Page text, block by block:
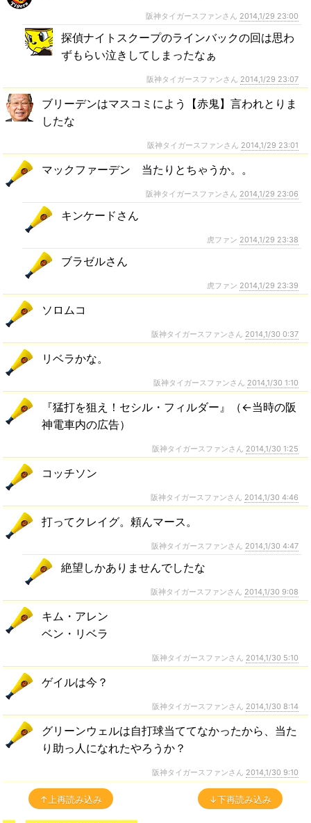
阪神タイガースファンさん 2014,1/29 23:00
探偵ナイトスクープのラインバックの回は思わ
ずもらい泣きしてしまったなぁ
阪神タイガースファンさん 2014,1/29 23:07
ブリーデンはマスコミによう【赤鬼】言われとりま
したな
阪神タイガースファンさん 2014,1/29 23:01
マックファーデン 当たりとちゃうか。。
阪神タイガースファンさん 2014,1/29 23:06
キンケードさん
虎ファン 2014,1/29 23:38
ブラゼルさん
虎ファン 2014,1/29 23:39
ソロムコ
阪神タイガースファンさん 2014,1/30 0:37
リベラかな。
阪神タイガースファンさん 2014,1/30 1:10
『猛打を狙え！セシル・フィルダー』（←当時の阪
神電車内の広告）
阪神タイガースファンさん 2014,1/30 1:25
コッチソン
阪神タイガースファンさん 2014,1/30 4:46
打ってクレイグ。頼んマース。
阪神タイガースファンさん 2014,1/30 4:47
絶望しかありませんでしたな
阪神タイガースファンさん 2014,1/30 9:08
キム・アレン
ベン・リベラ
阪神タイガースファンさん 2014,1/30 5:10
ゲイルは今？
阪神タイガースファンさん 2014,1/30 8:14
グリーンウェルは自打球当ててなかったから、当た
り助っ人になれたやろうか？
阪神タイガースファンさん 2014,1/30 9:10
↑上再読み込み ↓下再読み込み